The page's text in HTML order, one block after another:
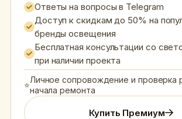
Ответы на вопросы в Telegram
Доступ к скидкам до 50% на
бренды освещения
Бесплатная консультации со
при наличии проекта
⭐
Личное сопровождение и проверка
начала ремонта
Купить Премиум